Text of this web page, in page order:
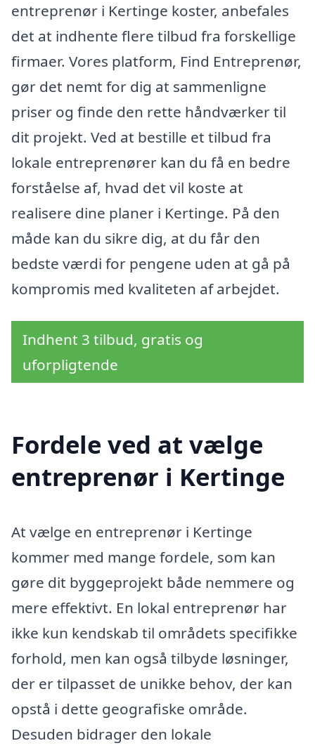
entreprenør i Kertinge koster, anbefales
det at indhente flere tilbud fra forskellige
firmaer. Vores platform, Find Entreprenør,
gør det nemt for dig at sammenligne
priser og finde den rette håndværker til
dit projekt. Ved at bestille et tilbud fra
lokale entreprenører kan du få en bedre
forståelse af, hvad det vil koste at
realisere dine planer i Kertinge. På den
måde kan du sikre dig, at du får den
bedste værdi for pengene uden at gå på
kompromis med kvaliteten af arbejdet.
Indhent 3 tilbud, gratis og
uforpligtende
Fordele ved at vælge
entreprenør i Kertinge
At vælge en entreprenør i Kertinge
kommer med mange fordele, som kan
gøre dit byggeprojekt både nemmere og
mere effektivt. En lokal entreprenør har
ikke kun kendskab til områdets specifikke
forhold, men kan også tilbyde løsninger,
der er tilpasset de unikke behov, der kan
opstå i dette geografiske område.
Desuden bidrager den lokale